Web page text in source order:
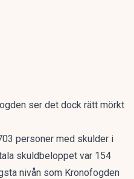
ser det dock rätt mörkt
personer med skulder i
skuldbeloppet var 154
nivån som Kronofogden